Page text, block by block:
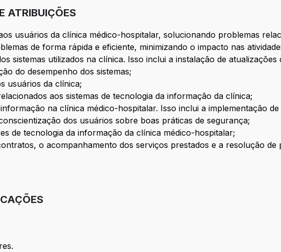
ATRIBUIÇÕES
usuários da clínica médico-hospitalar, solucionando problemas
de forma rápida e eficiente, minimizando o impacto nas
sistemas utilizados na clínica. Isso inclui a instalação de
do desempenho dos sistemas;
usuários da clínica;
aos sistemas de tecnologia da informação da clínica;
na clínica médico-hospitalar. Isso inclui a implementação
dos usuários sobre boas práticas de segurança;
de tecnologia da informação da clínica médico-hospitalar;
o acompanhamento dos serviços prestados e a resolução de